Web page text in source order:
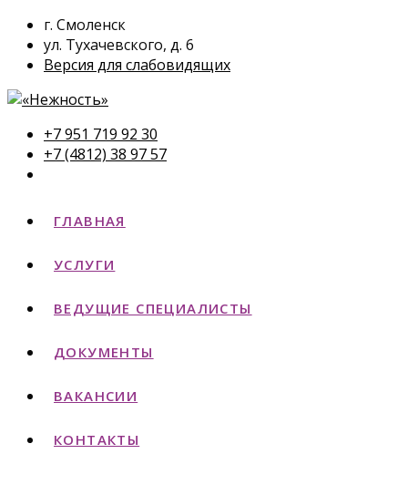
г. Смоленск
ул. Тухачевского, д. 6
Версия для слабовидящих
+7 951 719 92 30
+7 (4812) 38 97 57
ГЛАВНАЯ
УСЛУГИ
ВЕДУЩИЕ СПЕЦИАЛИСТЫ
ДОКУМЕНТЫ
ВАКАНСИИ
КОНТАКТЫ